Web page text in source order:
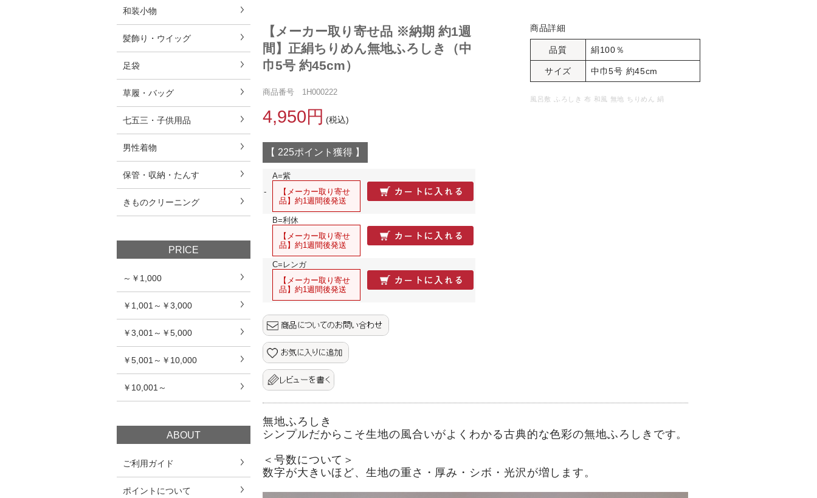
和装小物
髪飾り・ウイッグ
足袋
草履・バッグ
七五三・子供用品
男性着物
保管・収納・たんす
きものクリーニング
PRICE
～￥1,000
￥1,001～￥3,000
￥3,001～￥5,000
￥5,001～￥10,000
￥10,001～
ABOUT
ご利用ガイド
ポイントについて
商品詳細
品質 絹100％
サイズ 中巾5号 約45cm
風呂敷 ふろしき 布 和風 無地 ちりめん 絹
【メーカー取り寄せ品 ※納期 約1週
間】正絹ちりめん無地ふろしき（中
巾5号 約45cm）
商品番号 1H000222
4,950円 (税込)
【 225ポイント獲得 】
-
A=紫
【メーカー取り寄せ
品】約1週間後発送
B=利休
【メーカー取り寄せ
品】約1週間後発送
C=レンガ
【メーカー取り寄せ
品】約1週間後発送
無地ふろしき
シンプルだからこそ生地の風合いがよくわかる古典的な色彩の無地ふろしきです。
＜号数について＞
数字が大きいほど、生地の重さ・厚み・シボ・光沢が増します。